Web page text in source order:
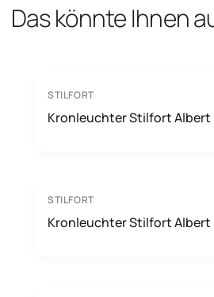
Das könnte Ihnen
STILFORT
Kronleuchter Stilfort Albert
STILFORT
Kronleuchter Stilfort Albert